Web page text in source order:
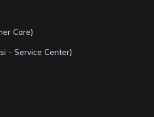
Care)
- Service Center)